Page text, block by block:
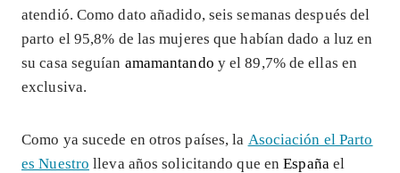
atendió. Como dato añadido, seis semanas después del
parto el 95,8% de las mujeres que habían dado a luz en
su casa seguían amamantando y el 89,7% de ellas en
exclusiva.
Como ya sucede en otros países, la Asociación el Parto
es Nuestro lleva años solicitando que enEspaña el